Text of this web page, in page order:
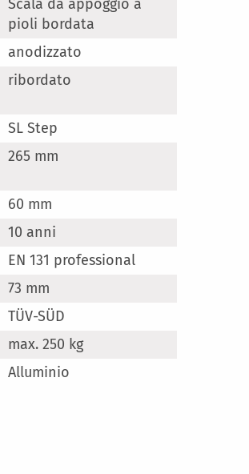
Scala da appoggio a
pioli bordata
anodizzato
ribordato
SL Step
265 mm
60 mm
10 anni
EN 131 professional
73 mm
TÜV-SÜD
max. 250 kg
Alluminio